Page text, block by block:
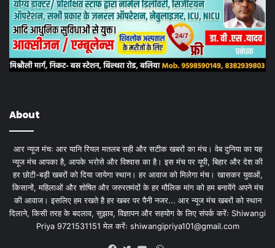
About
आर न्यूज मंचः आर यानि रियल मतलब सही और सटीक खबरों का मंच। वेब दुनिया का यह
न्यूज मंच आपका है, आपके भरोसे और विश्वास का है। इस मंच पर यूपी, बिहार और देश की
हर छोटी-बड़ी खबरों को दिया जायेगा स्थान। हर आवाज को मिलेगा मंच। खासकर युवाओं,
किसानों, महिलाओं और शोषित और जरुरतमंदों के हर मौलिक मांग को हम बनायेंगे अपने मंच
की आवाज। इसलिए हम रखते है हर खबर पर पैनी नजर... आर न्यूज मंच खबरों को स्थान
दिलाने, किसी तरह के बदलाव, सुझाव, विज्ञापन और सहयोग के लिए संपर्क करेंः Shiwangi
Priya 9721531151 मेल करेंः shiwangipriya101@gmail.com